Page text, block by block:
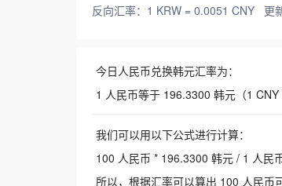
反向汇率：1 KRW = 0.0051 CNY 更
今日人民币兑换韩元汇率为：
1 人民币等于 196.3300 韩元（1
我们可以用以下公式进行计算：
100 人民币 * 196.3300 韩元 / 1 人民
所以，根据汇率可以算出 100 人民